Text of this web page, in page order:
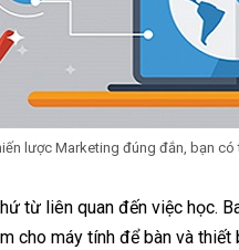
lược Marketing đúng đắn, bạn có
từ liên quan đến việc học.
cho máy tính để bàn và